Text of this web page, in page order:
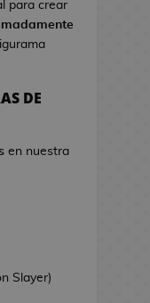
para crear
DE
en nuestra
Slayer)